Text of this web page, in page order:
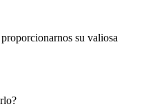
su valiosa